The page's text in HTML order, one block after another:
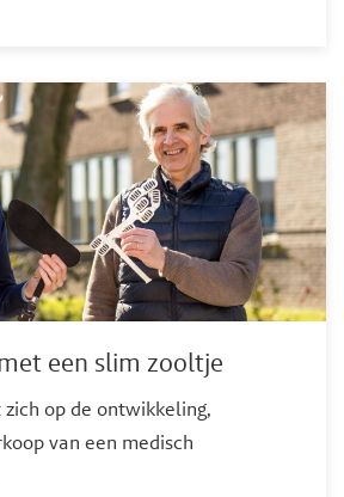
een slim zooltje
zich op de ontwikkeling,
van een medisch